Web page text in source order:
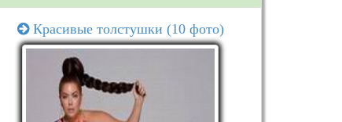
Красивые толстушки (10 фото)